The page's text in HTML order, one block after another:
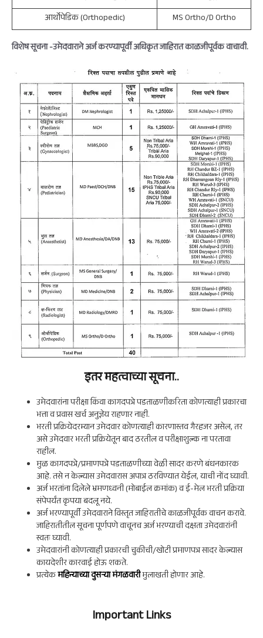
आर्थोपेडिक (Orthopedic)
MS Ortho/D Ortho
विशेष सूचना -उमेदवाराने अर्ज करण्यापूर्वी अधिकृत जाहिरात काळजीपूर्वक वाचावी.
इतर महत्वाच्या सूचना..
उमेदवारांना परीक्षा किंवा कागदपत्रे पडताळणीकरिता कोणत्याही प्रकारचा
भत्ता व प्रवास खर्च अनुज्ञेय राहणार नाही.
भरती प्रक्रियेदरम्यान उमेदवार कोणत्याही कारणास्तव गैरहजर असेल, तर
असे उमेदवार भरती प्रक्रियेतून बाद ठरतील व परीक्षाशुल्क ना परतावा
राहील.
मुळ कागदपत्रे/प्रमाणपत्रे पडताळणीच्या वेळी सादर करणे बंधनकारक
आहे. तसे न केल्यास उमेदवारास अपात्र ठरविण्यात येईल, याची नोंद घ्यावी.
अर्ज भरतांना दिलेले भ्रमणध्वनी (मोबाईल क्रमांक) व ई-मेल भरती प्रक्रिया
संपेपर्यंत कृपया बदलू नये.
अर्ज भरण्यापूर्वी उमेदवाराने विस्तृत जाहिरातीचे काळजीपूर्वक वाचन करावे.
जाहिरातीतील सूचना पूर्णपणे वाचूनच अर्ज भरण्याची दक्षता उमेदवारांनी
स्वतः घ्यावी.
उमेदवारांनी कोणत्याही प्रकारची चुकीची/खोटी प्रमाणपत्र सादर केल्यास
कायदेशीर कारवाई होऊ शकते.
प्रत्येकमहिन्याच्या दुसऱ्या मंगळवारीमुलाखती होणार आहे.
Important Links